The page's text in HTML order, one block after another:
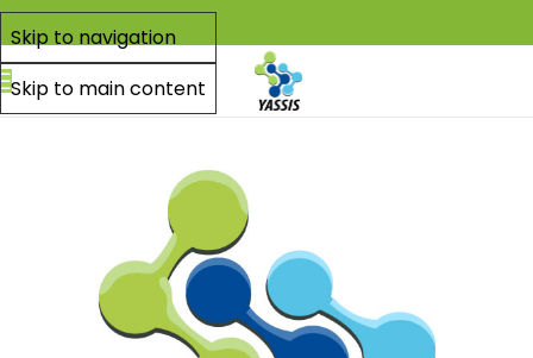
Skip to navigation
Skip to main content